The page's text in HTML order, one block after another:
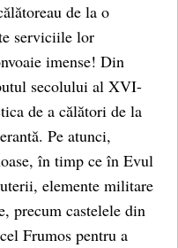
de la o
serviciile lor
imense! Din
secolului al XVI-
de a călători de la
Pe atunci,
în timp ce în Evul
elemente militare
precum castelele din
Frumos pentru a